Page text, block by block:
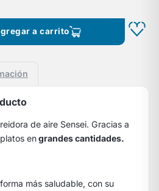
a carrito
de aire Sensei. Gracias a
engrandes cantidades.
más saludable, con su